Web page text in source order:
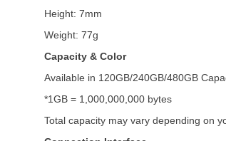
Height: 7mm
Weight: 77g
Capacity & Color
Available in 120GB/240GB/480GB
*1GB = 1,000,000,000 bytes
Total capacity may vary depending on